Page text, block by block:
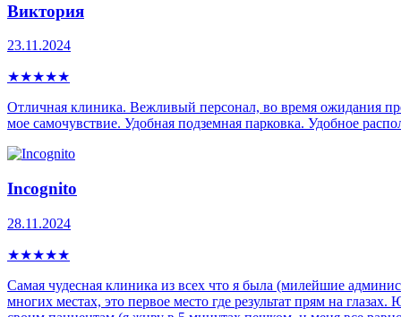
Виктория
23.11.2024
★★★★★
Отличная клиника. Вежливый персонал, во время ожидания
мое самочувствие. Удобная подземная парковка. Удобное
Incognito
28.11.2024
★★★★★
Самая чудесная клиника из всех что я была (милейшие
многих местах, это первое место где результат прям на